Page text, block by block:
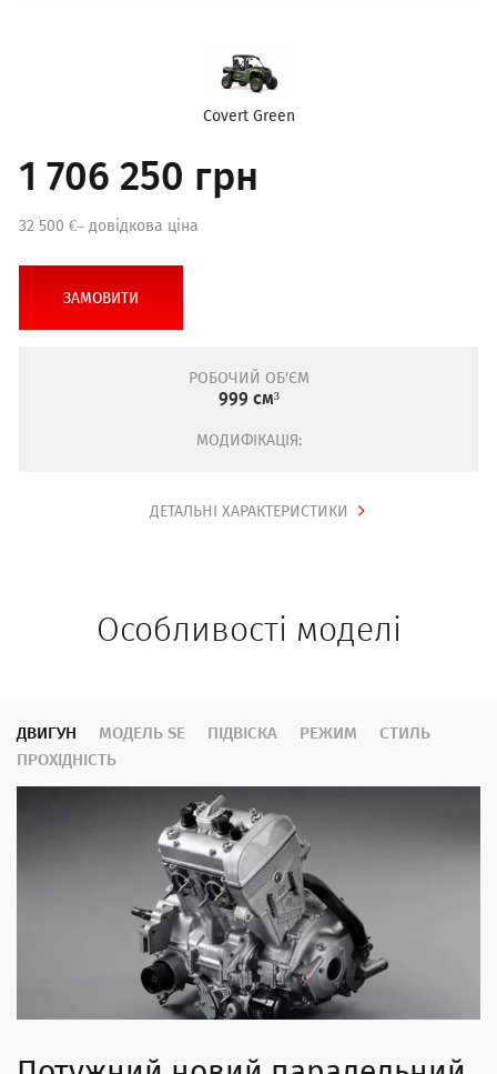
Covert Green
РОБОЧИЙ ОБ'ЄМ
999 см³
МОДИФІКАЦІЯ:
ДЕТАЛЬНІ ХАРАКТЕРИСТИКИ
1 706 250 грн
32 500 €– довідкова ціна
ЗАМОВИТИ
Особливості моделі
ДВИГУН МОДЕЛЬ SE ПІДВІСКА РЕЖИМ
СТИЛЬ
ПРОХІДНІСТЬ